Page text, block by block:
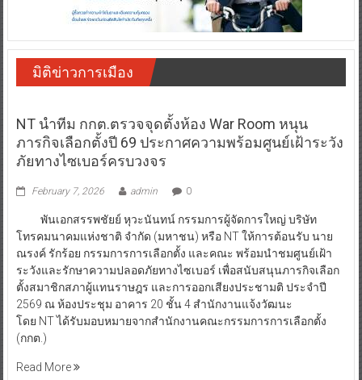
มิติข่าวการเมือง
NT นำทีม กกต.ตรวจจุดตั้งห้อง War Room หนุน
ภารกิจเลือกตั้งปี 69 ประกาศความพร้อมศูนย์เฝ้าระวัง
ภัยทางไซเบอร์ครบวงจร
February 7, 2026 admin 0
พันเอกสรรพชัยย์ หุวะนันทน์ กรรมการผู้จัดการใหญ่ บริษัท
โทรคมนาคมแห่งชาติ จำกัด (มหาชน) หรือ NT ให้การต้อนรับ นาย
ณรงค์ รักร้อย กรรมการการเลือกตั้ง และคณะ พร้อมนำชมศูนย์เฝ้า
ระวังและรักษาความปลอดภัยทางไซเบอร์ เพื่อสนับสนุนภารกิจเลือก
ตั้งสมาชิกสภาผู้แทนราษฎร และการออกเสียงประชามติ ประจำปี
2569 ณ ห้องประชุม อาคาร 20 ชั้น 4 สำนักงานแจ้งวัฒนะ
โดย NT ได้รับมอบหมายจากสำนักงานคณะกรรมการการเลือกตั้ง
(กกต.)
Read More